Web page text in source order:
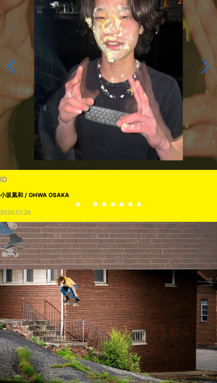
VOICE OF FREEDOM
STEVE CABALLERO / スティーブ・キャバレロ
2026.08.03